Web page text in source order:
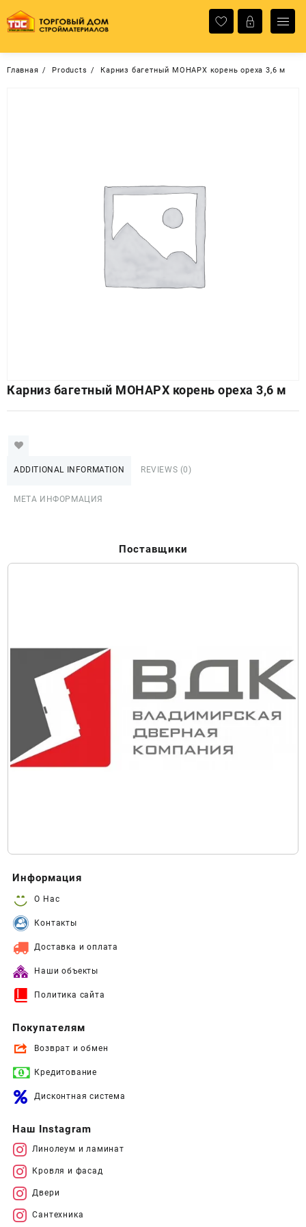
содержимому
Главная Products Карниз багетный МОНАРХ корень ореха 3,6 м
Карниз багетный МОНАРХ корень ореха 3,6 м
ADDITIONAL INFORMATION REVIEWS (0)
МЕТА ИНФОРМАЦИЯ
Поставщики
Информация
О Нас
Контакты
Доставка и оплата
Наши объекты
Политика сайта
Покупателям
Возврат и обмен
Кредитование
Дисконтная система
Наш Instagram
Линолеум и ламинат
Кровля и фасад
Двери
Сантехника